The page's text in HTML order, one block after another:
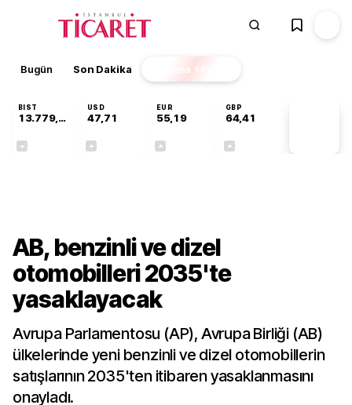
Bugün Son Dakika Finans EKSTRA
BIST
13.779,39
USD
47,71
EUR
55,19
GBP
64,41
AB, benzinli ve dizel
otomobilleri 2035'te
yasaklayacak
Avrupa Parlamentosu (AP), Avrupa Birliği (AB)
ülkelerinde yeni benzinli ve dizel otomobillerin
satışlarının 2035'ten itibaren yasaklanmasını
onayladı.